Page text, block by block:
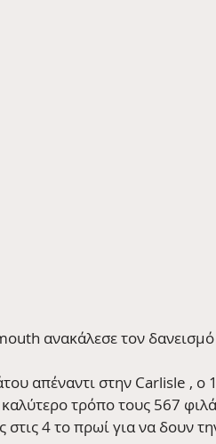
ανακάλεσε τον
απέναντι στην Carlisle , ο
τρόπο τους 567
στις 4 το πρωί για να δουν